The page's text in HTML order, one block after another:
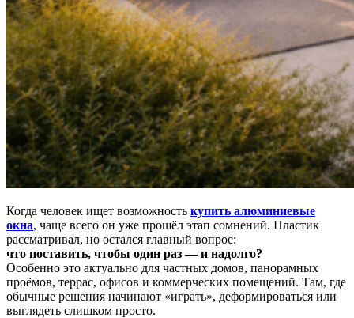
Когда человек ищет возможность купить алюминиевые
окна, чаще всего он уже прошёл этап сомнений. Пластик
рассматривал, но остался главный вопрос:
что поставить, чтобы один раз — и надолго?
Особенно это актуально для частных домов, панорамных
проёмов, террас, офисов и коммерческих помещений. Там, где
обычные решения начинают «играть», деформироваться или
выглядеть слишком просто.